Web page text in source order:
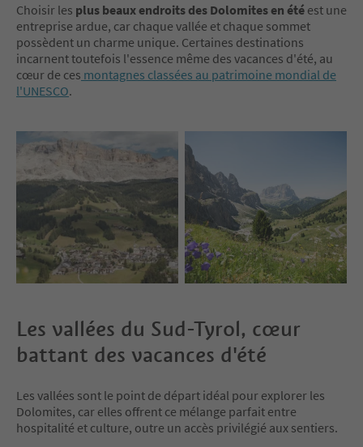
Choisir les plus beaux endroits des Dolomites en été est une
entreprise ardue, car chaque vallée et chaque sommet
possèdent un charme unique. Certaines destinations
incarnent toutefois l'essence même des vacances d'été, au
cœur de ces montagnes classées au patrimoine mondial de
l'UNESCO.
Les vallées du Sud-Tyrol, cœur
battant des vacances d'été
Les vallées sont le point de départ idéal pour explorer les
Dolomites, car elles offrent ce mélange parfait entre
hospitalité et culture, outre un accès privilégié aux sentiers.